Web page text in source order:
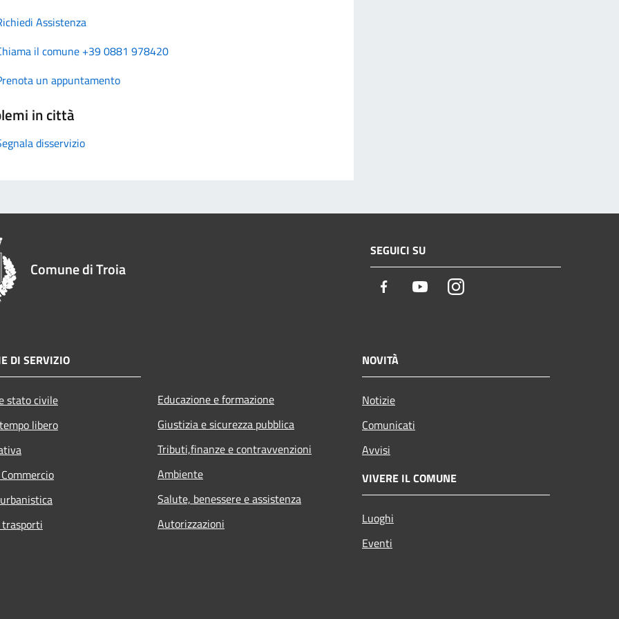
Assistenza
il comune +39 0881 978420
un appuntamento
in città
disservizio
Comune di Troia
SEGUICI SU
Facebook YoutubeInstagram
DI SERVIZIO
stato civile
libero
Educazione e formazione
Giustizia e sicurezza pubblica
Tributi,finanze e contravvenzioni
Ambiente
Salute, benessere e assistenza
Autorizzazioni
NOVITÀ
Notizie
Comunicati
Avvisi
VIVERE IL COMUNE
Luoghi
Eventi